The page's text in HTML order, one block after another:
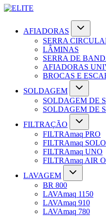
AFIADORAS
SERRA
LÂMINAS
SERRA DE
AFIADORAS
BROCAS E
SOLDAGEM
SOLDAGEM DE
SOLDAGEM DE
FILTRAÇÃO
FILTRAmaq PRO
FILTRAmaq SOLO
FILTRAmaq UNO
FILTRAmaq AIR
LAVAGEM
BR 800
LAVAmaq 1150
LAVAmaq 910
LAVAmaq 780